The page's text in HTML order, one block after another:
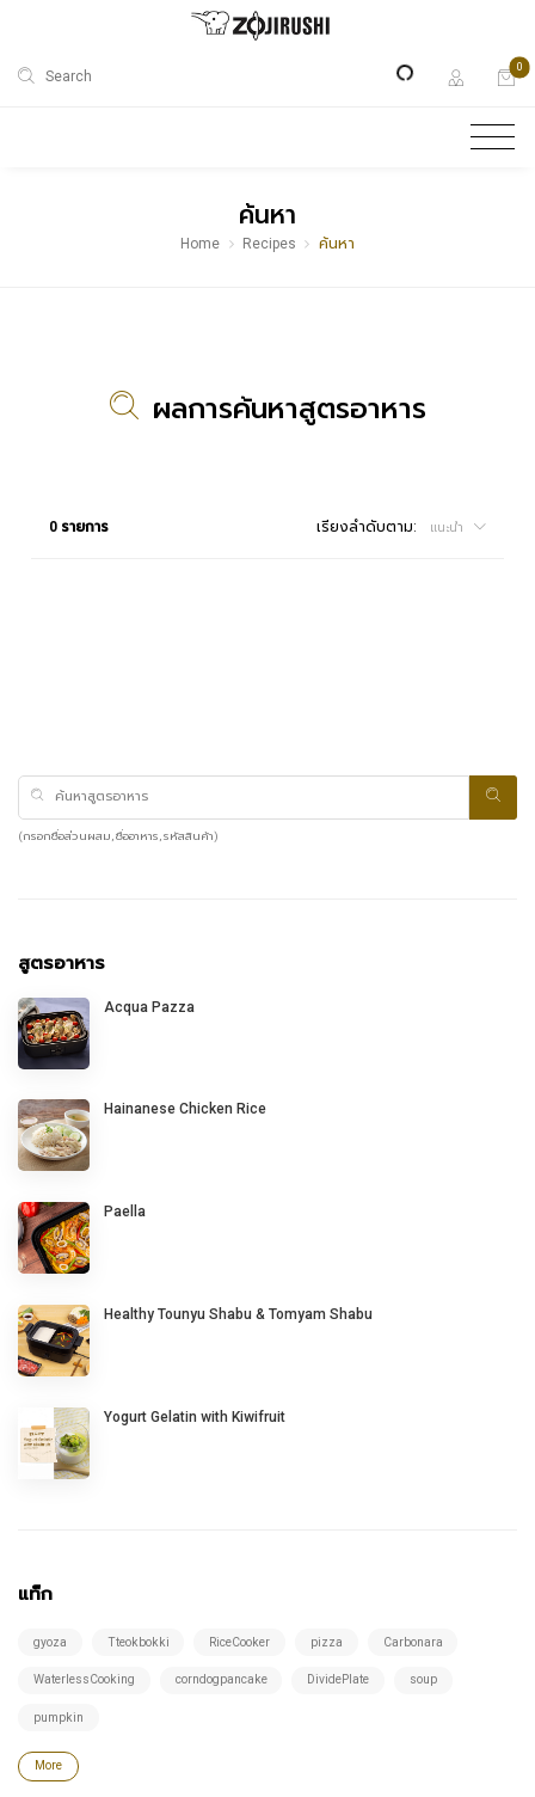
Search
0
ค้นหา
Home Recipes ค้นหา
ผลการค้นหาสูตรอาหาร
0 รายการ เรียงลำดับตาม: แนะนำ
(กรอกชื่อส่วนผสม, ชื่ออาหาร, รหัสสินค้า)
สูตรอาหาร
Acqua Pazza
Hainanese Chicken Rice
Paella
Healthy Tounyu Shabu & Tomyam Shabu
Yogurt Gelatin with Kiwifruit
แท็ก
gyoza Tteokbokki RiceCooker pizza Carbonara
WaterlessCooking corndogpancake DividePlate soup
pumpkin
More